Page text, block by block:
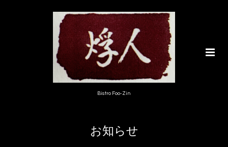
Bistro Foo-Zin
お知らせ